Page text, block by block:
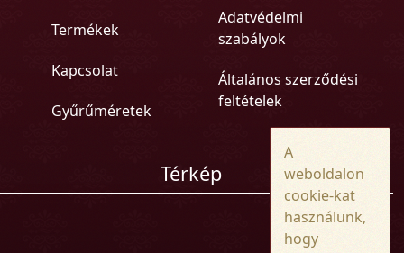
Termékek
Kapcsolat
Gyűrűméretek
Adatvédelmi
szabályok
Általános szerződési
feltételek
Térkép
A
weboldalon
cookie-kat
használunk,
hogy